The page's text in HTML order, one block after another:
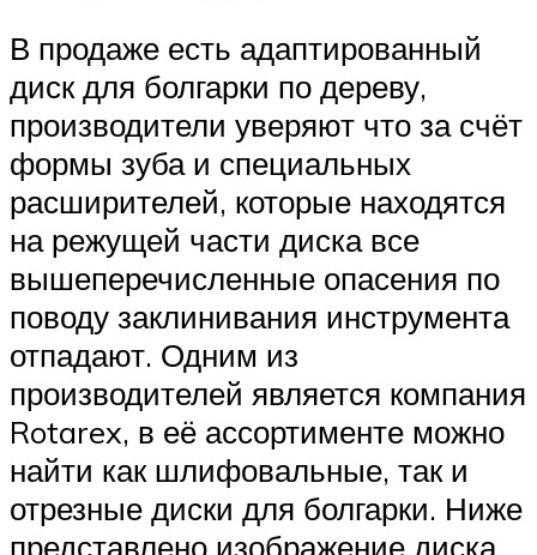
В продаже есть адаптированный
диск для болгарки по дереву,
производители уверяют что за счёт
формы зуба и специальных
расширителей, которые находятся
на режущей части диска все
вышеперечисленные опасения по
поводу заклинивания инструмента
отпадают. Одним из
производителей является компания
Rotarex, в её ассортименте можно
найти как шлифовальные, так и
отрезные диски для болгарки. Ниже
представлено изображение диска